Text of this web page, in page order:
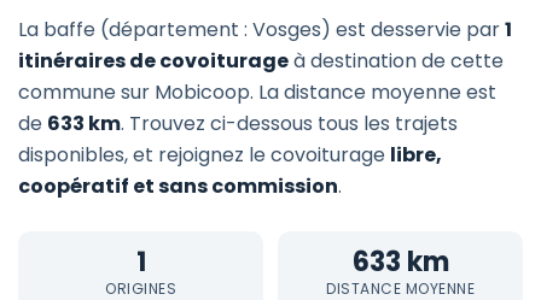
La baffe (département : Vosges) est desservie par1
itinéraires de covoiturageà destination de cette
commune sur Mobicoop. La distance moyenne est
de 633 km. Trouvez ci-dessous tous les trajets
disponibles, et rejoignez le covoiturage libre,
coopératif et sans commission.
1
ORIGINES
633 km
DISTANCE MOYENNE